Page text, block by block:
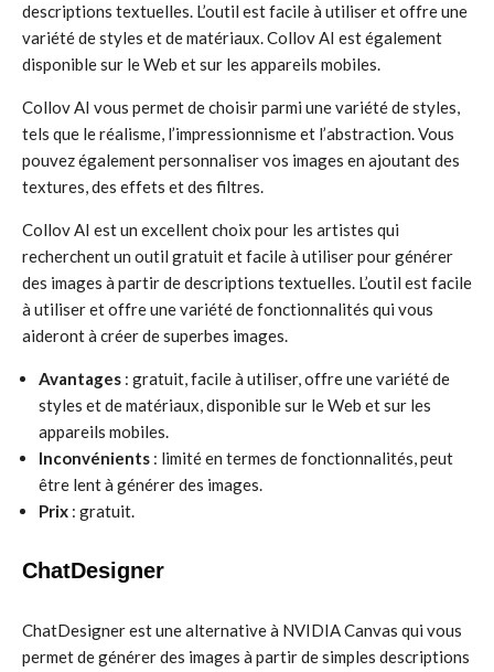
descriptions textuelles. L’outil est facile à utiliser et offre une
variété de styles et de matériaux. Collov AI est également
disponible sur le Web et sur les appareils mobiles.
Collov AI vous permet de choisir parmi une variété de styles,
tels que le réalisme, l’impressionnisme et l’abstraction. Vous
pouvez également personnaliser vos images en ajoutant des
textures, des effets et des filtres.
Collov AI est un excellent choix pour les artistes qui
recherchent un outil gratuit et facile à utiliser pour générer
des images à partir de descriptions textuelles. L’outil est facile
à utiliser et offre une variété de fonctionnalités qui vous
aideront à créer de superbes images.
Avantages : gratuit, facile à utiliser, offre une variété de
styles et de matériaux, disponible sur le Web et sur les
appareils mobiles.
Inconvénients : limité en termes de fonctionnalités, peut
être lent à générer des images.
Prix : gratuit.
ChatDesigner
ChatDesigner est une alternative à NVIDIA Canvas qui vous
permet de générer des images à partir de simples descriptions